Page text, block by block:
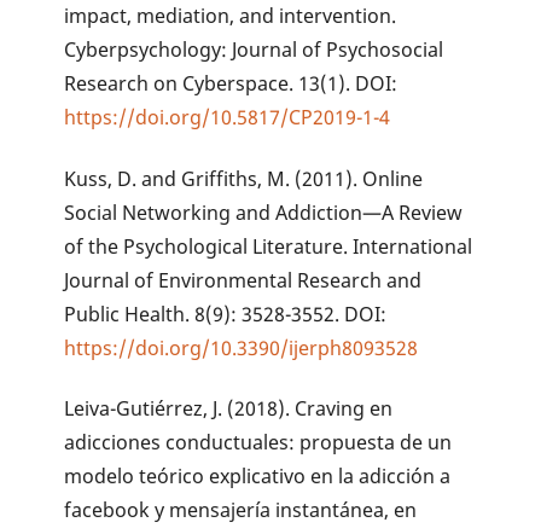
impact, mediation, and intervention.
Cyberpsychology: Journal of Psychosocial
Research on Cyberspace. 13(1). DOI:
https://doi.org/10.5817/CP2019-1-4
Kuss, D. and Griffiths, M. (2011). Online
Social Networking and Addiction—A Review
of the Psychological Literature. International
Journal of Environmental Research and
Public Health. 8(9): 3528-3552. DOI:
https://doi.org/10.3390/ijerph8093528
Leiva-Gutiérrez, J. (2018). Craving en
adicciones conductuales: propuesta de un
modelo teórico explicativo en la adicción a
facebook y mensajería instantánea, en